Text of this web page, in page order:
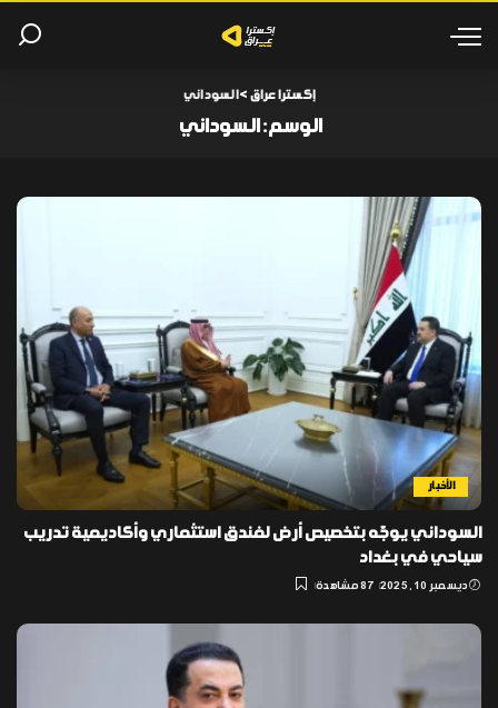
إكسترا عراق >السوداني
الوسم:السوداني
الأخبار
السوداني يوجّه بتخصيص أرض لفندق استثماري وأكاديمية تدريب
سياحي في بغداد
ديسمبر 10, 2025 87 مشاهدة